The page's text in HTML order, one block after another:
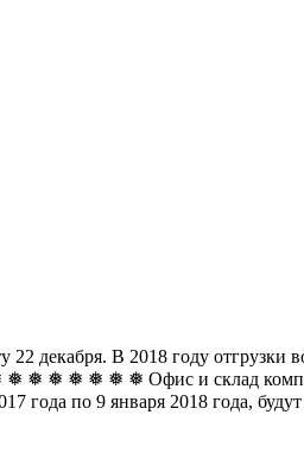
В 2018 году отгрузки
❅ ❅ ❅ ❅ ❅ ❅ ❅ Офис и склад
года по 9 января 2018 года,